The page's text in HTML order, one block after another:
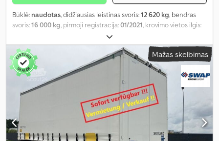
Būklė: naudotas, didžiausias leistinas svoris:12 620 kg, bendras
svoris:16 000 kg, pirmoji registracija:01/2021, krovimo vietos ilgis:
, krovinių skyriaus plotis:
aukštis:2 720 mm, krovinio erdvės tūris:49 m³, bendras plotis:
2 550 mm
2 900 mm, Gamybos metai: 2021,
Mažas skelbimas